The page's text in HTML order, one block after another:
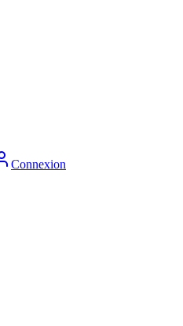
Connexion